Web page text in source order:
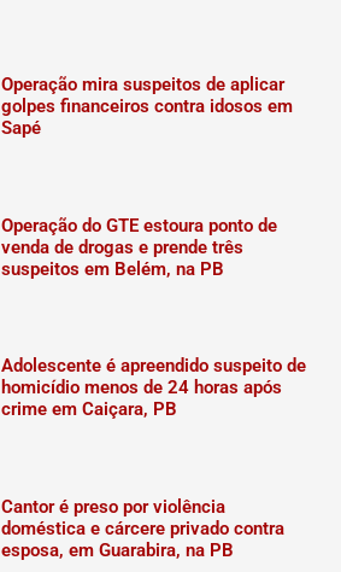
Operação mira suspeitos de aplicar
golpes financeiros contra idosos em
Sapé
Operação do GTE estoura ponto de
venda de drogas e prende três
suspeitos em Belém, na PB
Adolescente é apreendido suspeito de
homicídio menos de 24 horas após
crime em Caiçara, PB
Cantor é preso por violência
doméstica e cárcere privado contra
esposa, em Guarabira, na PB